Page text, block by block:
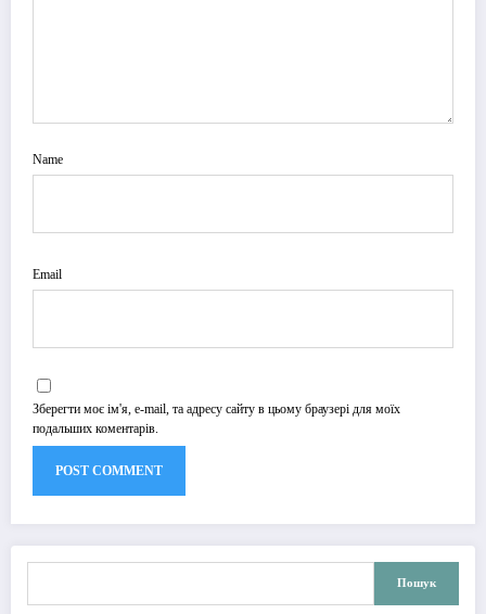
Name
Email
Зберегти моє ім'я, e-mail, та адресу сайту в цьому браузері для моїх
подальших коментарів.
Пошук